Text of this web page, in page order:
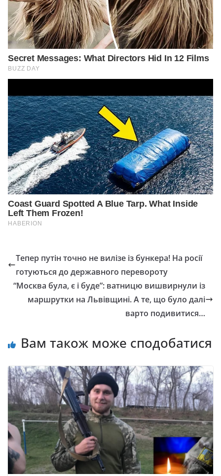
Тепер путін точно не вилізе із бункера! На росії
готуються до державного перевороту
“Москва була, є і буде”: ватницю вишвирнули із
маршрутки на Львівщині. А те, що було далі
варто подивитися…
Вам також може сподобатися